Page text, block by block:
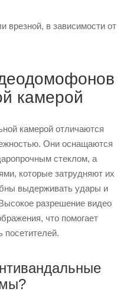
врезной, в зависимости от
камерой
камерой отличаются
Они оснащаются
стеклом, а
которые затрудняют их
выдерживать удары и
разрешение видео
что помогает